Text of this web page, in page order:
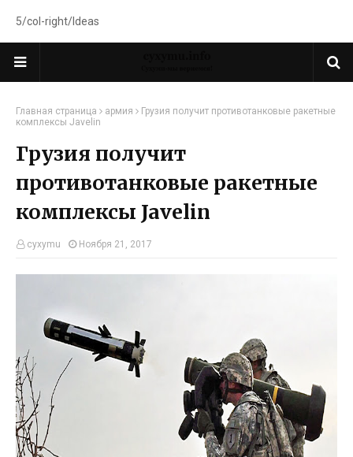
5/col-right/Ideas
Главная страница армия
Грузия получит противотанковые ракетные
комплексы Javelin
Грузия получит
противотанковые ракетные
комплексы Javelin
cyxymu Ноября 21, 2017